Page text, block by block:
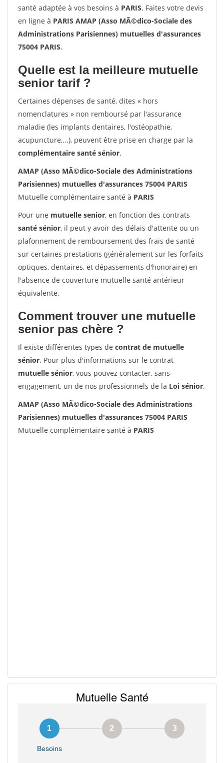
santé adaptée à vos besoins à PARIS. Faites votre devis
en ligne à PARIS AMAP (Asso MÃ©dico-Sociale des
Administrations Parisiennes) mutuelles d'assurances
75004 PARIS.
Quelle est la meilleure mutuelle
senior tarif ?
Certaines dépenses de santé, dites « hors
nomenclatures » non remboursé par l'assurance
maladie (les implants dentaires, l'ostéopathie,
acupuncture,...), peuvent être prise en charge par la
complémentaire santé sénior.
AMAP (Asso MÃ©dico-Sociale des Administrations
Parisiennes) mutuelles d'assurances 75004 PARIS
Mutuelle complémentaire santé à PARIS
Pour une mutuelle senior, en fonction des contrats
santé sénior, il peut y avoir des délais d'attente ou un
plafonnement de remboursement des frais de santé
sur certaines prestations (généralement sur les forfaits
optiques, dentaires, et dépassements d'honoraire) en
l'absence de couverture mutuelle santé antérieur
équivalente.
Comment trouver une mutuelle
senior pas chère ?
Il existe différentes types de contrat de mutuelle
sénior. Pour plus d'informations sur le contrat
mutuelle sénior, vous pouvez contacter, sans
engagement, un de nos professionnels de la Loi sénior.
AMAP (Asso MÃ©dico-Sociale des Administrations
Parisiennes) mutuelles d'assurances 75004 PARIS
Mutuelle complémentaire santé à PARIS